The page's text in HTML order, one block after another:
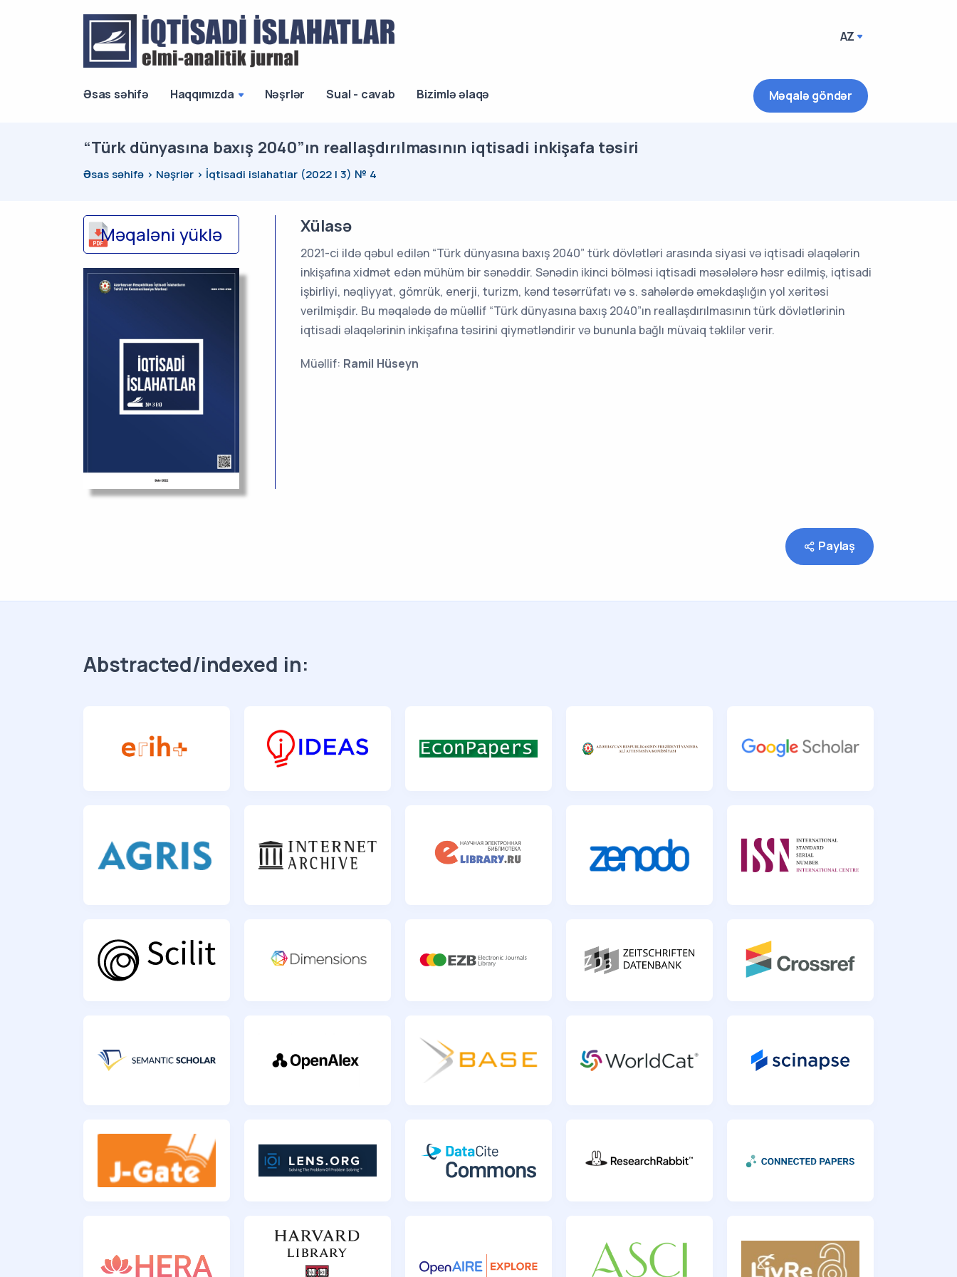
AZ
Əsas səhifə Haqqımızda Nəşrlər Sual - cavab Bizimlə əlaqə Məqalə göndər
“Türk dünyasına baxış 2040”ın reallaşdırılmasının iqtisadi inkişafa təsiri
Əsas səhifə Nəşrlər İqtisadi islahatlar (2022 | 3) № 4
Məqaləni yüklə Xülasə
2021-ci ildə qəbul edilən “Türk dünyasına baxış 2040” türk dövlətləri arasında siyasi və iqtisadi əlaqələrin
inkişafına xidmət edən mühüm bir sənəddir. Sənədin ikinci bölməsi iqtisadi məsələlərə həsr edilmiş, iqtisadi
işbirliyi, nəqliyyat, gömrük, enerji, turizm, kənd təsərrüfatı və s. sahələrdə əməkdaşlığın yol xəritəsi
verilmişdir. Bu məqalədə də müəllif “Türk dünyasına baxış 2040”ın reallaşdırılmasının türk dövlətlərinin
iqtisadi əlaqələrinin inkişafına təsirini qiymətləndirir və bununla bağlı müvaiq təklilər verir.
Müəllif: Ramil Hüseyn
Paylaş
Abstracted/indexed in: